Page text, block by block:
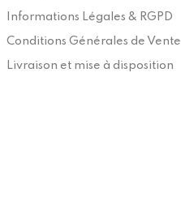
Informations Légales & RGPD
Conditions Générales de Vente
Livraison et mise à disposition